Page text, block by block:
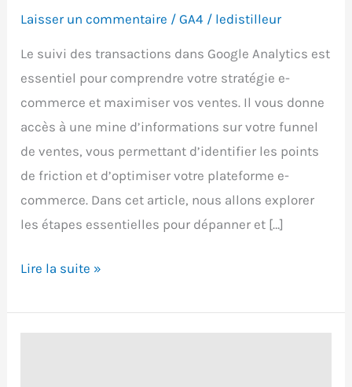
Laisser un commentaire /GA4 / ledistilleur
Le suivi des transactions dans Google Analytics est
essentiel pour comprendre votre stratégie e-
commerce et maximiser vos ventes. Il vous donne
accès à une mine d’informations sur votre funnel
de ventes, vous permettant d’identifier les points
de friction et d’optimiser votre plateforme e-
commerce. Dans cet article, nous allons explorer
les étapes essentielles pour dépanner et […]
Dépannage
suivi
Lire la suite »